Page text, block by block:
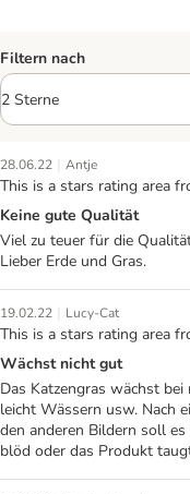
Filtern nach
28.06.22 | Antje
This is a stars rating area
Keine gute Qualität
Viel zu teuer für die
Lieber Erde und Gras.
19.02.22 | Lucy-Cat
This is a stars rating area
Wächst nicht gut
Das Katzengras wächst
leicht Wässern usw. Nach
den anderen Bildern soll
blöd oder das Produkt